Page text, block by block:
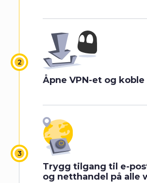
Åpne VPN-et og
Trygg tilgang til e-
og netthandel på alle